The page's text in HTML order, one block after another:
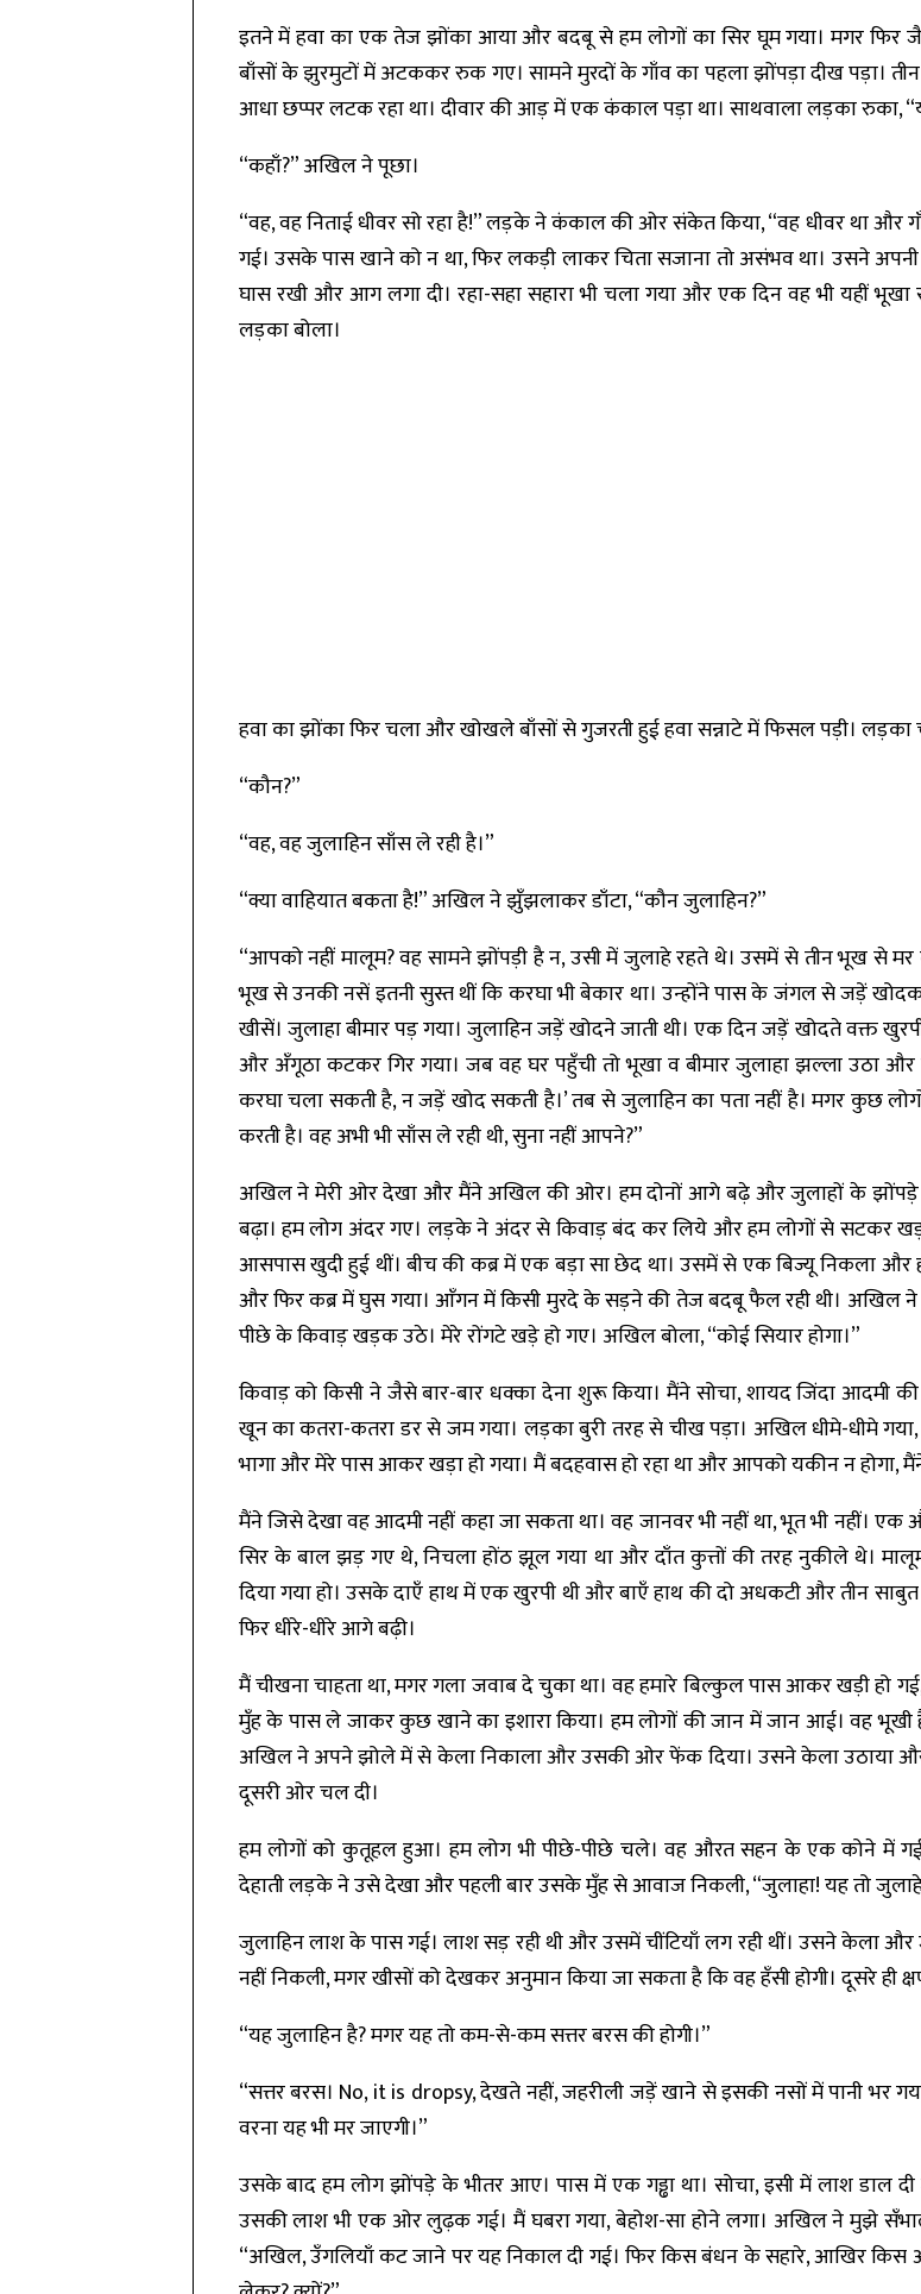
इतने में हवा का एक तेज झोंका आया और बदबू से हम लोगों का सिर घूम गया। मगर
बाँसों के झुरमुटों में अटककर रुक गए। सामने मुरदों के गाँव का पहला झोंपड़ा दीख पड़ा।
आधा छप्पर लटक रहा था। दीवार की आड़ में एक कंकाल पड़ा था। साथवाला लड़का रुका,
“कहाँ?” अखिल ने पूछा।
“वह, वह निताई धीवर सो रहा है!” लड़के ने कंकाल की ओर संकेत किया, “वह धीवर था और
गई। उसके पास खाने को न था, फिर लकड़ी लाकर चिता सजाना तो असंभव था। उसने
घास रखी और आग लगा दी। रहा-सहा सहारा भी चला गया और एक दिन वह भी यहीं भूखा
लड़का बोला।
हवा का झोंका फिर चला और खोखले बाँसों से गुजरती हुई हवा सन्नाटे में फिसल पड़ी। लड़का
“कौन?”
“वह, वह जुलाहिन साँस ले रही है।”
“क्या वाहियात बकता है!” अखिल ने झुँझलाकर डाँटा, “कौन जुलाहिन?”
“आपको नहीं मालूम? वह सामने झोंपड़ी है न, उसी में जुलाहे रहते थे। उसमें से तीन भूख से
भूख से उनकी नसें इतनी सुस्त थीं कि करघा भी बेकार था। उन्होंने पास के जंगल से जड़ें
खीसें। जुलाहा बीमार पड़ गया। जुलाहिन जड़ें खोदने जाती थी। एक दिन जड़ें खोदते वक्त
और अँगूठा कटकर गिर गया। जब वह घर पहुँची तो भूखा व बीमार जुलाहा झल्ला उठा
करघा चला सकती है, न जड़ें खोद सकती है।’ तब से जुलाहिन का पता नहीं है। मगर कुछ
करती है। वह अभी भी साँस ले रही थी, सुना नहीं आपने?”
अखिल ने मेरी ओर देखा और मैंने अखिल की ओर। हम दोनों आगे बढ़े और जुलाहों के झोंपड़े
बढ़ा। हम लोग अंदर गए। लड़के ने अंदर से किवाड़ बंद कर लिये और हम लोगों से सटकर
आसपास खुदी हुई थीं। बीच की कब्र में एक बड़ा सा छेद था। उसमें से एक बिज्यू निकला और
और फिर कब्र में घुस गया। आँगन में किसी मुरदे के सड़ने की तेज बदबू फैल रही थी। अखिल
पीछे के किवाड़ खड़क उठे। मेरे रोंगटे खड़े हो गए। अखिल बोला, “कोई सियार होगा।”
किवाड़ को किसी ने जैसे बार-बार धक्का देना शुरू किया। मैंने सोचा, शायद जिंदा
खून का कतरा-कतरा डर से जम गया। लड़का बुरी तरह से चीख पड़ा। अखिल धीमे-धीमे
भागा और मेरे पास आकर खड़ा हो गया। मैं बदहवास हो रहा था और आपको यकीन न होगा,
मैंने जिसे देखा वह आदमी नहीं कहा जा सकता था। वह जानवर भी नहीं था, भूत भी
सिर के बाल झड़ गए थे, निचला होंठ झूल गया था और दाँत कुत्तों की तरह नुकीले थे।
दिया गया हो। उसके दाएँ हाथ में एक खुरपी थी और बाएँ हाथ की दो अधकटी और तीन
फिर धीरे-धीरे आगे बढ़ी।
मैं चीखना चाहता था, मगर गला जवाब दे चुका था। वह हमारे बिल्कुल पास आकर खड़ी हो
मुँह के पास ले जाकर कुछ खाने का इशारा किया। हम लोगों की जान में जान आई। वह भूखी
अखिल ने अपने झोले में से केला निकाला और उसकी ओर फेंक दिया। उसने केला उठाया
दूसरी ओर चल दी।
हम लोगों को कुतूहल हुआ। हम लोग भी पीछे-पीछे चले। वह औरत सहन के एक कोने में
देहाती लड़के ने उसे देखा और पहली बार उसके मुँह से आवाज निकली, “जुलाहा! यह तो
जुलाहिन लाश के पास गई। लाश सड़ रही थी और उसमें चींटियाँ लग रही थीं। उसने केला
नहीं निकली, मगर खीसों को देखकर अनुमान किया जा सकता है कि वह हँसी होगी। दूसरे
“यह जुलाहिन है? मगर यह तो कम-से-कम सत्तर बरस की होगी।”
“सत्तर बरस। No, it is dropsy, देखते नहीं, जहरीली जड़ें खाने से इसकी नसों में पानी भर
वरना यह भी मर जाएगी।”
उसके बाद हम लोग झोंपड़े के भीतर आए। पास में एक गड्ढा था। सोचा, इसी में लाश डाल
उसकी लाश भी एक ओर लुढ़क गई। मैं घबरा गया, बेहोश-सा होने लगा। अखिल ने मुझे
“अखिल, उँगलियाँ कट जाने पर यह निकाल दी गई। फिर किस बंधन के सहारे, आखिर